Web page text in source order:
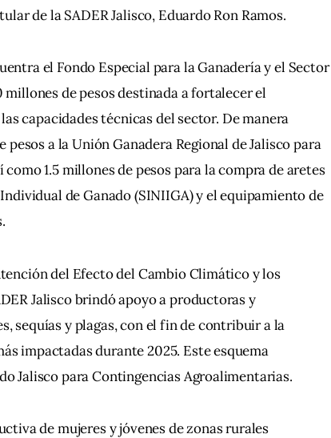
de la SADER Jalisco, Eduardo Ron Ramos.
el Fondo Especial para la Ganadería y el Sector
de pesos destinada a fortalecer el
capacidades técnicas del sector. De manera
a la Unión Ganadera Regional de Jalisco para
1.5 millones de pesos para la compra de aretes
de Ganado (SINIIGA) y el equipamiento de
del Efecto del Cambio Climático y los
Jalisco brindó apoyo a productoras y
sequías y plagas, con el fin de contribuir a la
impactadas durante 2025. Este esquema
Jalisco para Contingencias Agroalimentarias.
de mujeres y jóvenes de zonas rurales